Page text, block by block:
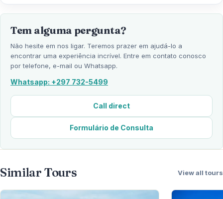
Tem alguma pergunta?
Não hesite em nos ligar. Teremos prazer em ajudá-lo a
encontrar uma experiência incrível. Entre em contato conosco
por telefone, e-mail ou Whatsapp.
Whatsapp: +297 732-5499
Call direct
Formulário de Consulta
Similar Tours View all tours